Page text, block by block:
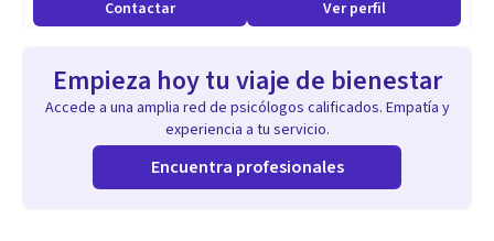
Contactar Ver perfil
Empieza hoy tu viaje de bienestar
Accede a una amplia red de psicólogos calificados. Empatía y
experiencia a tu servicio.
Encuentra profesionales